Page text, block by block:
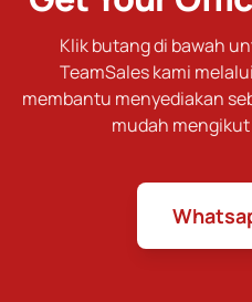
Klik butang di bawah
TeamSales kami
membantu menyediakan
mudah